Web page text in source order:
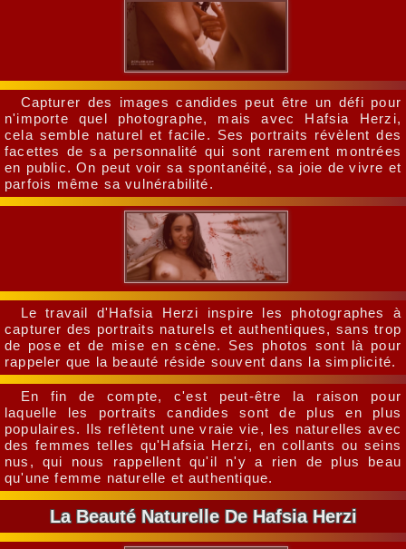
Capturer des images candides peut être un défi pour
n'importe quel photographe, mais avec Hafsia Herzi,
cela semble naturel et facile. Ses portraits révèlent des
facettes de sa personnalité qui sont rarement montrées
en public. On peut voir sa spontanéité, sa joie de vivre et
parfois même sa vulnérabilité.
Le travail d'Hafsia Herzi inspire les photographes à
capturer des portraits naturels et authentiques, sans trop
de pose et de mise en scène. Ses photos sont là pour
rappeler que la beauté réside souvent dans la simplicité.
En fin de compte, c'est peut-être la raison pour
laquelle les portraits candides sont de plus en plus
populaires. Ils reflètent une vraie vie, les naturelles avec
des femmes telles qu'Hafsia Herzi, en collants ou seins
nus, qui nous rappellent qu'il n'y a rien de plus beau
qu'une femme naturelle et authentique.
La Beauté Naturelle De Hafsia Herzi